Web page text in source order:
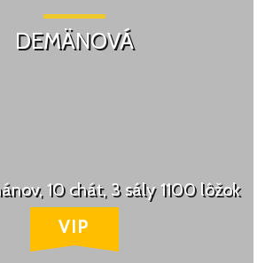
DEMÄNOVÁ
10 chát, 3 sály 1100 lôžok